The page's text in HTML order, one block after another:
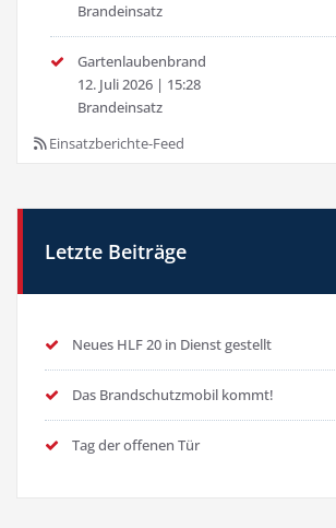
Brandeinsatz
Gartenlaubenbrand
12. Juli 2026 | 15:28
Brandeinsatz
Einsatzberichte-Feed
Letzte Beiträge
Neues HLF 20 in Dienst gestellt
Das Brandschutzmobil kommt!
Tag der offenen Tür